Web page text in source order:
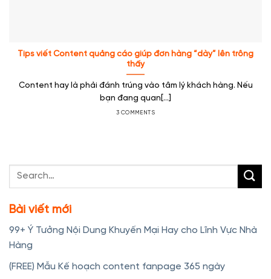
Tips viết Content quảng cáo giúp đơn hàng “dày” lên trông
thấy
Content hay là phải đánh trúng vào tâm lý khách hàng. Nếu
bạn đang quan[...]
3 COMMENTS
Bài viết mới
99+ Ý Tưởng Nội Dung Khuyến Mại Hay cho Lĩnh Vực Nhà
Hàng
(FREE) Mẫu Kế hoạch content fanpage 365 ngày